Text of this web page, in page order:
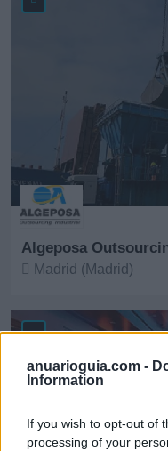
anuarioguia.com -
Information
If you wish to opt-out of
processing of your
Algeposa
Madrid (Madrid)